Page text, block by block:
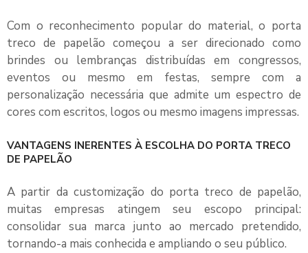
Com o reconhecimento popular do material, o porta
treco de papelão começou a ser direcionado como
brindes ou lembranças distribuídas em congressos,
eventos ou mesmo em festas, sempre com a
personalização necessária que admite um espectro de
cores com escritos, logos ou mesmo imagens impressas.
VANTAGENS INERENTES À ESCOLHA DO PORTA TRECO
DE PAPELÃO
A partir da customização do porta treco de papelão,
muitas empresas atingem seu escopo principal:
consolidar sua marca junto ao mercado pretendido,
tornando-a mais conhecida e ampliando o seu público.